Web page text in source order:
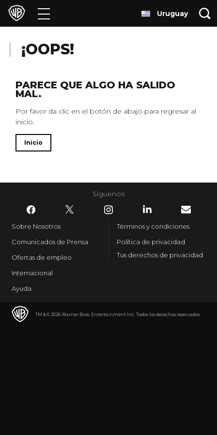
Películas
Franquicias
Colecciones
Noticias
HBO Max
Uruguay
¡OOPS!
PARECE QUE ALGO HA SALIDO
MAL.
Por favor da clic en el botón de abajo para regresar al
inicio.
Inicio
TM & © 2026 Warner Bros. Entertainment Inc. Todos los derechos reservados.
Síguenos
Sobre Nosotros
Comunicados de Prensa
Ofertas de empleo
Internacional
Ayuda
Términos y condiciones
Política de privacidad
Tus derechos de privacidad